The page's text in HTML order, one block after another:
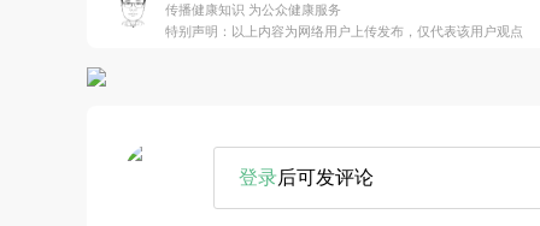
传播健康知识 为公众健康服务
特别声明：以上内容为网络用户上传发布，仅代表该用户观点
登录后可发评论